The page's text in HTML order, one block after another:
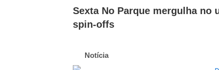
Sexta No Parque mergulha no
spin-offs
Notícia